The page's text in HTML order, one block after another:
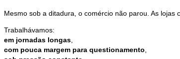
Mesmo sob a ditadura, o comércio não parou. As
Trabalhávamos:
em jornadas longas
com pouca margem para questionamento